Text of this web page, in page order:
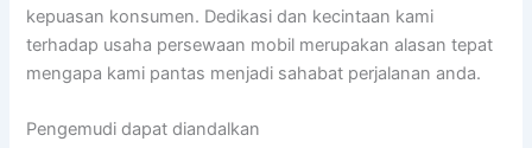
kepuasan konsumen. Dedikasi dan kecintaan kami
terhadap usaha persewaan mobil merupakan alasan tepat
mengapa kami pantas menjadi sahabat perjalanan anda.
Pengemudi dapat diandalkan